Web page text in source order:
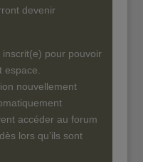
devenir
inscrit(e) pour pouvoir
nouvellement
accéder au forum
lors qu’ils sont